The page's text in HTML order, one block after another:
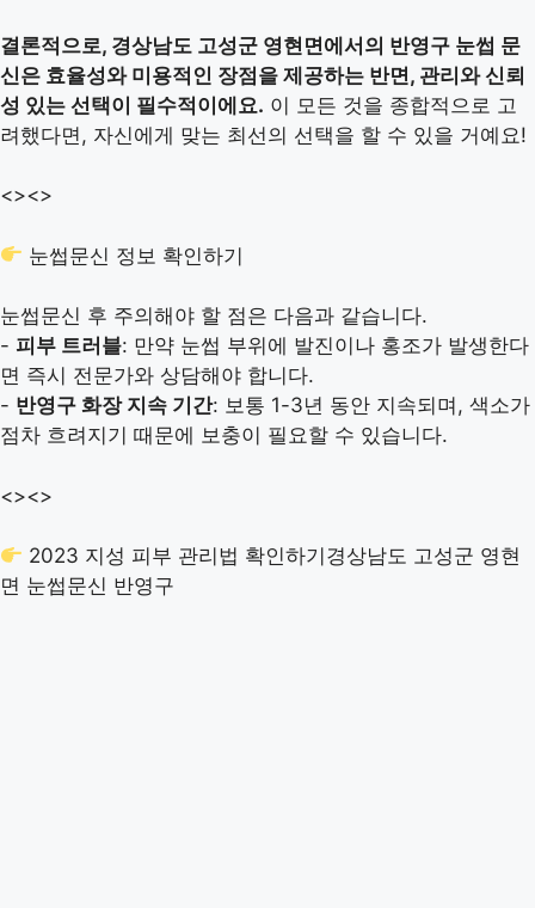
결론적으로, 경상남도 고성군 영현면에서의 반영구 눈썹 문
신은 효율성와 미용적인 장점을 제공하는 반면, 관리와 신뢰
성 있는 선택이 필수적이에요. 이 모든 것을 종합적으로 고
려했다면, 자신에게 맞는 최선의 선택을 할 수 있을 거예요!
<><>
눈썹문신 정보 확인하기
눈썹문신 후 주의해야 할 점은 다음과 같습니다.
- 피부 트러블: 만약 눈썹 부위에 발진이나 홍조가 발생한다
면 즉시 전문가와 상담해야 합니다.
- 반영구 화장 지속 기간: 보통 1-3년 동안 지속되며, 색소가
점차 흐려지기 때문에 보충이 필요할 수 있습니다.
<><>
2023 지성 피부 관리법 확인하기 경상남도 고성군 영현
면 눈썹문신 반영구